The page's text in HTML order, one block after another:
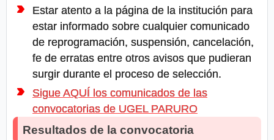
Estar atento a la página de la institución para
estar informado sobre cualquier comunicado
de reprogramación, suspensión, cancelación,
fe de erratas entre otros avisos que pudieran
surgir durante el proceso de selección.
Sigue AQUÍ los comunicados de las
convocatorias de UGEL PARURO
Resultados de la convocatoria